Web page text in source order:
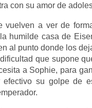
con su amor de
vuelven a ver de
humilde casa de
al punto donde los
que supone
a Sophie, para
efectivo su golpe de